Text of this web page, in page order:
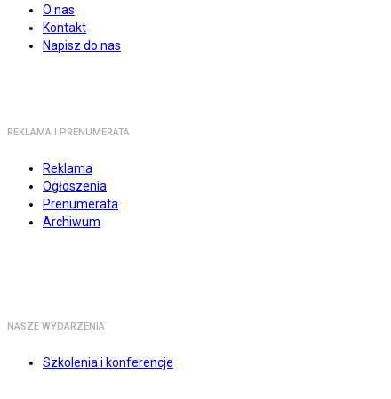
O nas
Kontakt
Napisz do nas
REKLAMA I PRENUMERATA
Reklama
Ogłoszenia
Prenumerata
Archiwum
NASZE WYDARZENIA
Szkolenia i konferencje